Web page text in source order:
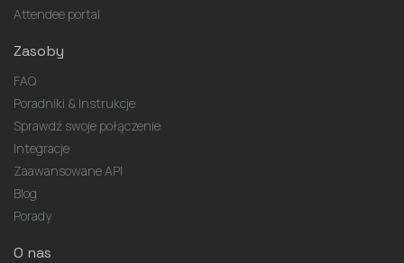
Attendee portal
Zasoby
FAQ
Poradniki & Instrukcje
Sprawdź swoje połączenie
Integracje
Zaawansowane API
Blog
Porady
O nas